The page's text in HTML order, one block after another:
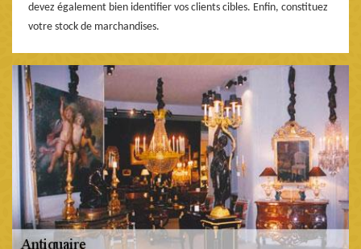
devez également bien identifier vos clients cibles. Enfin, constituez
votre stock de marchandises.